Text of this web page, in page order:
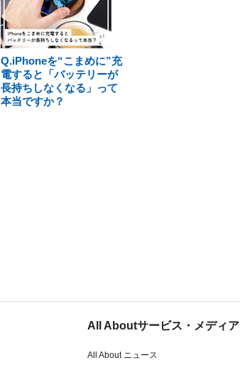
Q.iPhoneを“こまめに”充
電すると「バッテリーが
長持ちしなくなる」って
本当ですか？
All Aboutサービス・メディア
All About ニュース